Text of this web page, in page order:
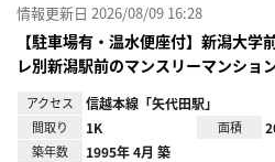
情報更新日 2026/08/09 16:28
【駐車場有・温水便座付】新潟大
レ別新潟駅前のマンスリーマンショ
アクセス 信越本線「矢代田駅」
間取り 1K 面積
築年数 1995年 4月 築